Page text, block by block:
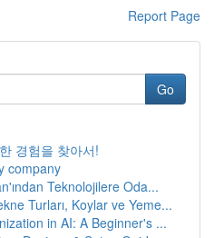
Report Page
Go
경험을 찾아서!
company
Teknolojilere Oda...
Turları, Koylar ve Yeme...
in AI: A Beginner's ...